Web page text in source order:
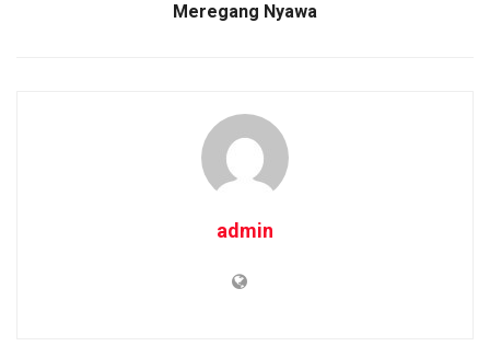
Meregang Nyawa
admin